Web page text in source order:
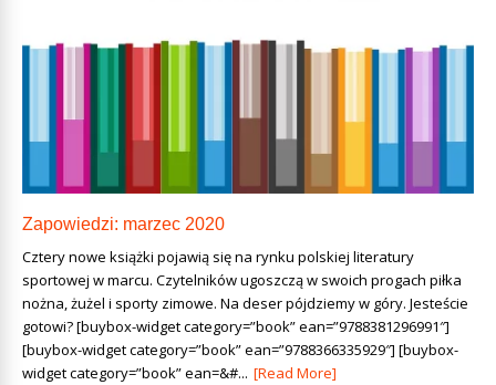
Zapowiedzi: marzec 2020
Cztery nowe książki pojawią się na rynku polskiej literatury
sportowej w marcu. Czytelników ugoszczą w swoich progach piłka
nożna, żużel i sporty zimowe. Na deser pójdziemy w góry. Jesteście
gotowi? [buybox-widget category=”book” ean=”9788381296991″]
[buybox-widget category=”book” ean=”9788366335929″] [buybox-
widget category=”book” ean=&#... [Read More]